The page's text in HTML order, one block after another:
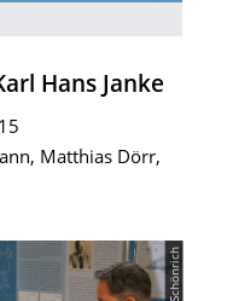
Hans Janke
Matthias Dörr,